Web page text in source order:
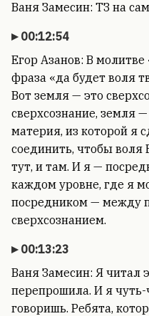
Ваня Замесин: ТЗ на
00:12:54
Егор Азанов: В
фраза «да будет воля
Вот земля — это
сверхсознание, земля
материя, из которой я
соединить, чтобы воля
тут, и там. И я —
каждом уровне, где я
посредником — между
сверхсознанием.
00:13:23
Ваня Замесин: Я читал
перепрошила. И я
говоришь. Ребята,